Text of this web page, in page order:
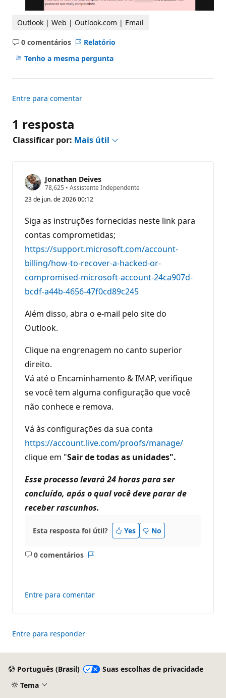
Outlook | Web | Outlook.com | Email
0 comentários
Sem
comentários
Relatório
Tenho a mesma pergunta
Entre para comentar
1 resposta
Classificar por: Mais útil
Jonathan Deives
78,625 P
n
o
s
d
e
r
e
p
t
ç
• Assistente Independente
23 de jun. de 2026 00:12
Siga as instruções fornecidas neste link para
contas comprometidas;
https://support.microsoft.com/account-
billing/how-to-recover-a-hacked-or-
compromised-microsoft-account-24ca907d-
bcdf-a44b-4656-47f0cd89c245
Além disso, abra o e-mail pelo site do
Outlook.
Clique na engrenagem no canto superior
direito.
Vá até o Encaminhamento & IMAP, verifique
se você tem alguma configuração que você
não conhece e remova.
Vá às configurações da sua conta
https://account.live.com/proofs/manage/
clique em "Sair de todas as unidades".
Esse processo levará 24 horas para ser
concluído, após o qual você deve parar de
receber rascunhos.
Esta resposta foi útil? Yes No
0 comentários
Sem
Entre para comentar
Entre para responder
Português (Brasil)
Suas escolhas de privacidade
Tema